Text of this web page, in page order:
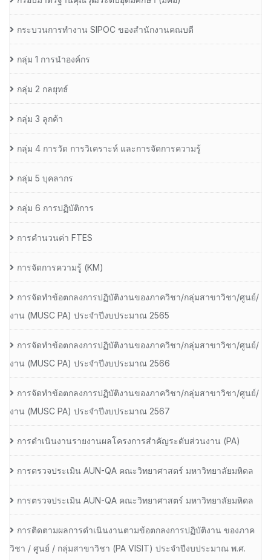
กระบวนการทำงาน SIPOC ของสำนักงานคณบดี
กลุ่ม 1 การนำองค์กร
กลุ่ม 2 กลยุทธ์
กลุ่ม 3 ลูกค้า
กลุ่ม 4 การวัด การวิเคราะห์ และการจัดการความรู้
กลุ่ม 5 บุคลากร
กลุ่ม 6 การปฏิบัติการ
การคำนวนค่า FTES
การจัดการความรู้ (KM)
การจัดทำข้อตกลงการปฏิบัติงานของภาควิชา/กลุ่มสาขาวิชา/ศูนย์/
งาน (MUSC PA) ประจำปีงบประมาณ 2565
การจัดทำข้อตกลงการปฏิบัติงานของภาควิชา/กลุ่มสาขาวิชา/ศูนย์/
งาน (MUSC PA) ประจำปีงบประมาณ 2566
การจัดทำข้อตกลงการปฏิบัติงานของภาควิชา/กลุ่มสาขาวิชา/ศูนย์/
งาน (MUSC PA) ประจำปีงบประมาณ 2567
การดำเนินงานรายงานผลโครงการสำคัญระดับส่วนงาน (PA)
การตรวจประเมิน AUN-QA คณะวิทยาศาสตร์ มหาวิทยาลัยมหิดล
การตรวจประเมิน AUN-QA คณะวิทยาศาสตร์ มหาวิทยาลัยมหิดล
การติดตามผลการดำเนินงานตามข้อตกลงการปฏิบัติงาน ของภาค
วิชา / ศูนย์ / กลุ่มสาขาวิชา (PA VISIT) ประจำปีงบประมาณ พ.ศ.​